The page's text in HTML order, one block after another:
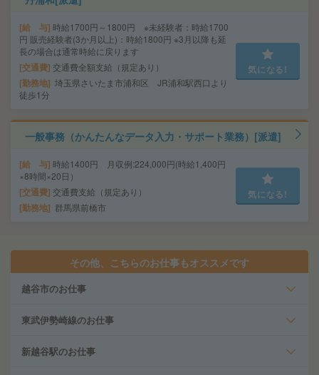
給 与 時給1700円～1800円 ※未経験者：時給1700
円 販売経験者(3か月以上)：時給1800円 ※3月以降も延
長の場合は通常時給に戻ります
交通費 交通費全額支給（規定あり）
勤務地 埼玉県さいたま市浦和区 JR浦和駅西口より
徒歩1分
気になる!
一般事務（かんたんなデータ入力・サポート業務）[派遣]
給 与 時給1400円 月収例:224,000円(時給1,400円
×8時間×20日）
交通費 交通費支給（規定あり）
勤務地 群馬県前橋市
気になる!
その他、こちらのお仕事もオススメです
越谷市のお仕事
東武伊勢崎線のお仕事
新越谷駅のお仕事